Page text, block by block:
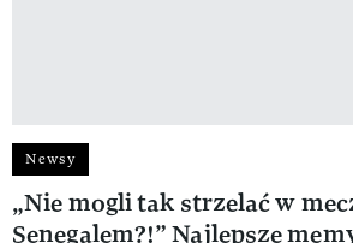
Newsy
„Nie mogli tak strzelać w
Senegalem?!” Najlepsze